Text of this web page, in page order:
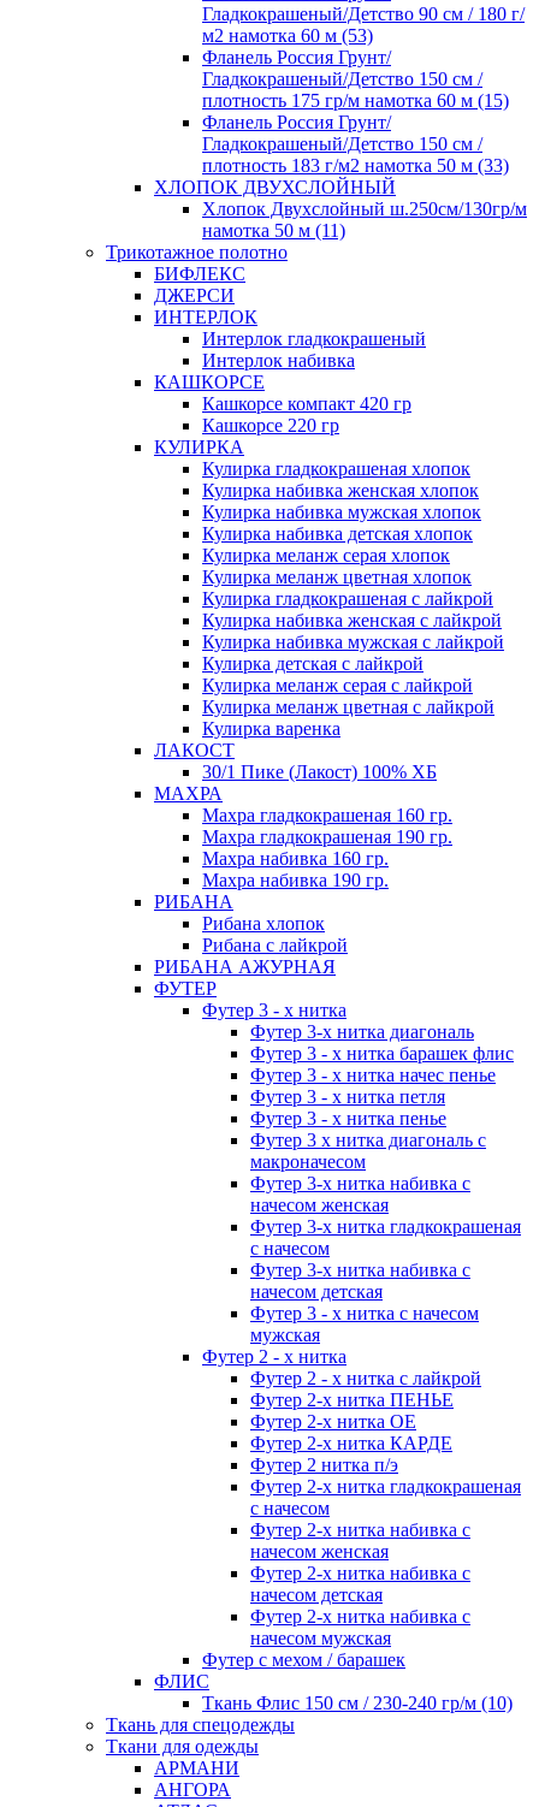
Гладкокрашеный/Детство 90 см / 180 г/
м2 намотка 60 м (53)
Фланель Россия Грунт/
Гладкокрашеный/Детство 150 см /
плотность 175 гр/м намотка 60 м (15)
Фланель Россия Грунт/
Гладкокрашеный/Детство 150 см /
плотность 183 г/м2 намотка 50 м (33)
ХЛОПОК ДВУХСЛОЙНЫЙ
Хлопок Двухслойный ш.250см/130гр/м
намотка 50 м (11)
Трикотажное полотно
БИФЛЕКС
ДЖЕРСИ
ИНТЕРЛОК
Интерлок гладкокрашеный
Интерлок набивка
КАШКОРСЕ
Кашкорсе компакт 420 гр
Кашкорсе 220 гр
КУЛИРКА
Кулирка гладкокрашеная хлопок
Кулирка набивка женская хлопок
Кулирка набивка мужская хлопок
Кулирка набивка детская хлопок
Кулирка меланж серая хлопок
Кулирка меланж цветная хлопок
Кулирка гладкокрашеная с лайкрой
Кулирка набивка женская с лайкрой
Кулирка набивка мужская с лайкрой
Кулирка детская с лайкрой
Кулирка меланж серая с лайкрой
Кулирка меланж цветная с лайкрой
Кулирка варенка
ЛАКОСТ
30/1 Пике (Лакост) 100% ХБ
МАХРА
Махра гладкокрашеная 160 гр.
Махра гладкокрашеная 190 гр.
Махра набивка 160 гр.
Махра набивка 190 гр.
РИБАНА
Рибана хлопок
Рибана с лайкрой
РИБАНА АЖУРНАЯ
ФУТЕР
Футер 3 - х нитка
Футер 3-х нитка диагональ
Футер 3 - х нитка барашек флис
Футер 3 - х нитка начес пенье
Футер 3 - х нитка петля
Футер 3 - х нитка пенье
Футер 3 х нитка диагональ с
макроначесом
Футер 3-х нитка набивка с
начесом женская
Футер 3-х нитка гладкокрашеная
с начесом
Футер 3-х нитка набивка с
начесом детская
Футер 3 - х нитка с начесом
мужская
Футер 2 - х нитка
Футер 2 - х нитка с лайкрой
Футер 2-х нитка ПЕНЬЕ
Футер 2-х нитка ОЕ
Футер 2-х нитка КАРДЕ
Футер 2 нитка п/э
Футер 2-х нитка гладкокрашеная
с начесом
Футер 2-х нитка набивка с
начесом женская
Футер 2-х нитка набивка с
начесом детская
Футер 2-х нитка набивка с
начесом мужская
Футер с мехом / барашек
ФЛИС
Ткань Флис 150 см / 230-240 гр/м (10)
Ткань для спецодежды
Ткани для одежды
АРМАНИ
АНГОРА